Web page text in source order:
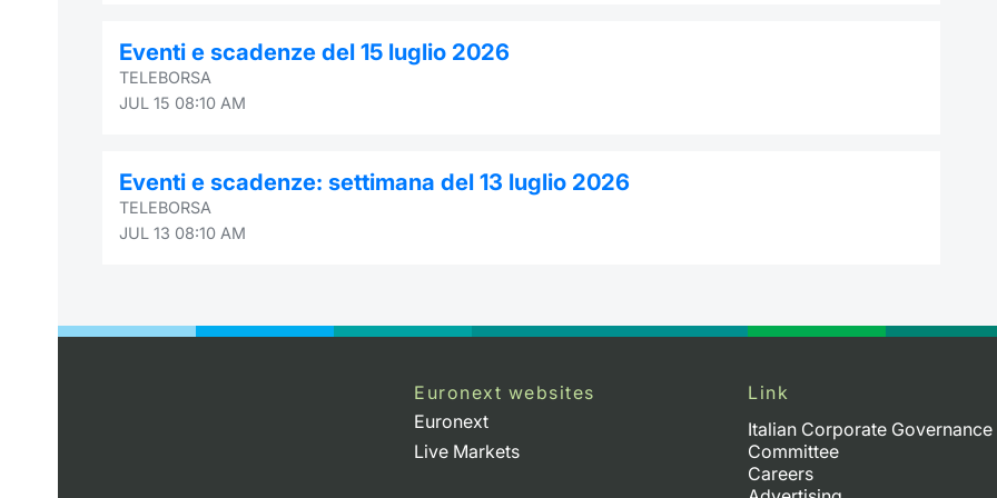
Eventi e scadenze del 15 luglio 2026
TELEBORSA
JUL 15 08:10 AM
Eventi e scadenze: settimana del 13 luglio 2026
TELEBORSA
JUL 13 08:10 AM
Euronext websites
Euronext
Live Markets
Link
Italian Corporate Governance
Committee
Careers